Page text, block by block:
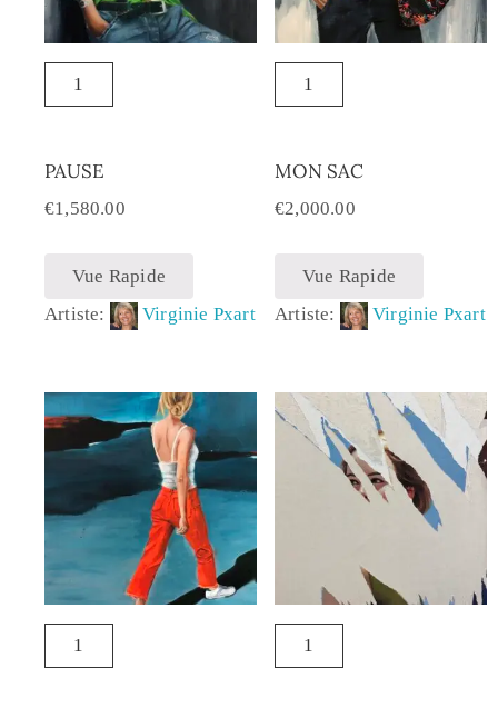
PAUSE
€1,580.00
Vue Rapide
Artiste:
Virginie Pxart
MON SAC
€2,000.00
Vue Rapide
Artiste:
Virginie Pxart